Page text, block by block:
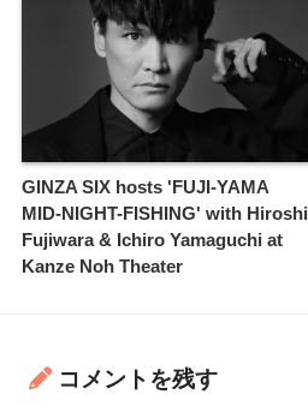
GINZA SIX hosts 'FUJI-YAMA
MID-NIGHT-FISHING' with Hiroshi
Fujiwara & Ichiro Yamaguchi at
Kanze Noh Theater
コメントを残す